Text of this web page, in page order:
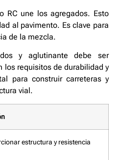
RC une los agregados. Esto
al pavimento. Es clave para
de la mezcla.
y aglutinante debe ser
los requisitos de durabilidad y
para construir carreteras y
vial.
estructura y resistencia